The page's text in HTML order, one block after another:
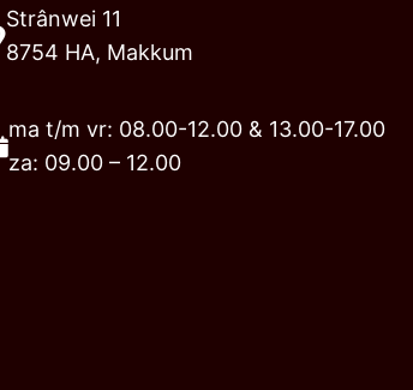
Strânwei 11
8754 HA, Makkum
ma t/m vr: 08.00-12.00 & 13.00-17.00
za: 09.00 – 12.00